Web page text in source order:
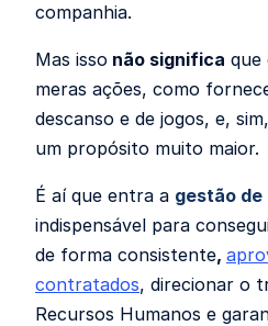
companhia.
Mas isso não significa que
meras ações, como
descanso e de jogos, e,
um propósito muito maior.
É aí que entra a gestão de
indispensável para
de forma consistente,
contratados, direcionar o
Recursos Humanos e